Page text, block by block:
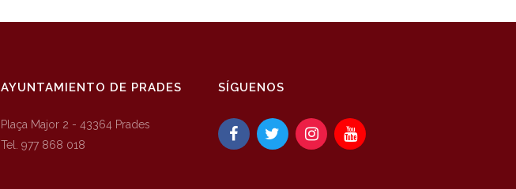
AYUNTAMIENTO DE PRADES
Plaça Major 2 - 43364 Prades
Tel. 977 868 018
SÍGUENOS